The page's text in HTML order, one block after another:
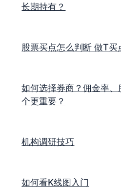
长期持有？
股票买点怎么判断 做T买
如何选择券商？佣金率
个更重要？
机构调研技巧
如何看K线图入门